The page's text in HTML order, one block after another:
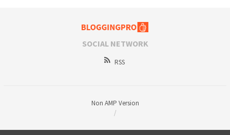
SOCIAL NETWORK
RSS
Non AMP Version
/